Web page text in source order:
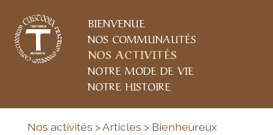
BIENVENUE
NOS COMMUNAUTÉS
NOS ACTIVITÉS
NOTRE MODE DE VIE
NOTRE HISTOIRE
Nos activités > Articles > Bienheureux